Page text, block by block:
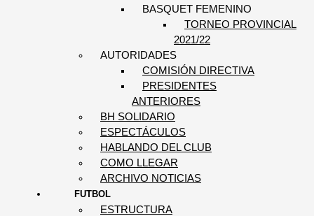
BASQUET FEMENINO
TORNEO PROVINCIAL
2021/22
AUTORIDADES
COMISIÓN DIRECTIVA
PRESIDENTES
ANTERIORES
BH SOLIDARIO
ESPECTÁCULOS
HABLANDO DEL CLUB
COMO LLEGAR
ARCHIVO NOTICIAS
FUTBOL
ESTRUCTURA